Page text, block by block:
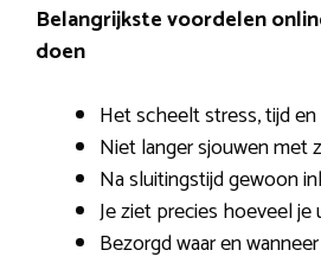
Belangrijkste voordelen
doen
Het scheelt stress, tijd en
Niet langer sjouwen met
Na sluitingstijd gewoon
Je ziet precies hoeveel je
Bezorgd waar en